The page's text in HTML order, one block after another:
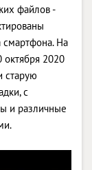
файлов -
На
2020
старую
с
и различные